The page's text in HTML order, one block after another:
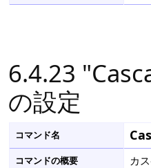
6.4.23
の設定
コマンド名
コマンドの概要 カ